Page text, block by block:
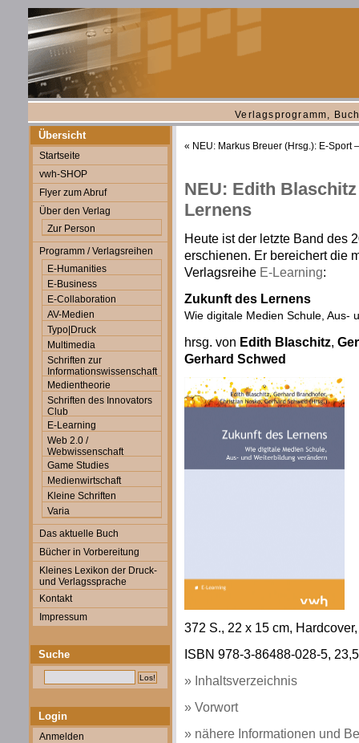
Verlagsprogramm,
Übersicht
Startseite
vwh-SHOP
Flyer zum Abruf
Über den Verlag
Zur Person
Programm / Verlagsreihen
E-Humanities
E-Business
E-Collaboration
AV-Medien
Typo|Druck
Multimedia
Schriften zur
Informationswissenschaft
Medientheorie
Schriften des Innovators
Club
E-Learning
Web 2.0 /
Webwissenschaft
Game Studies
Medienwirtschaft
Kleine Schriften
Varia
Das aktuelle Buch
Bücher in Vorbereitung
Kleines Lexikon der Druck-
und Verlagssprache
Kontakt
Impressum
Suche
Login
Anmelden
« NEU: Markus Breuer (Hrsg.): E-
NEU: Edith
Lernens
Heute ist der letzte Band des
erschienen. Er bereichert die
Verlagsreihe E-Learning:
Zukunft des Lernens
Wie digitale Medien Schule, Aus-
hrsg. von Edith Blaschitz,
Gerhard Schwed
372 S., 22 x 15 cm,
ISBN 978-3-86488-028-5,
» Inhaltsverzeichnis
» Vorwort
» nähere Informationen und